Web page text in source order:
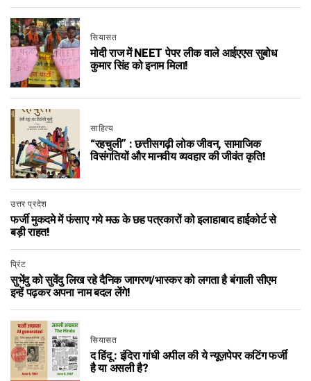
सियासत
मोदी राज में NEET पेपर लीक वाले आईएएस सुबोध
कुमार सिंह को इनाम मिला!
साहित्य
“रहचुली” : छत्तीसगढ़ी लोक जीवन, सामाजिक
विसंगतियों और मानवीय व्यवहार की जीवंत कृति!
उत्तर प्रदेश
फर्जी मुकदमे में फंसाए गये मऊ के छह पत्रकारों को इलाहाबाद हाईकोर्ट से
बड़ी राहत!
प्रिंट
सुभेंदु को सुवेंदु लिख रहे दैनिक जागरण/भास्कर को लगता है बंगाली सीएम
इन्हें पढ़कर अपना नाम बदल लेंगे!
सियासत
द हिंदू : इंदिरा गांधी अपील की ये न्यूज़पेपर कटिंग फर्जी
है या असली है?